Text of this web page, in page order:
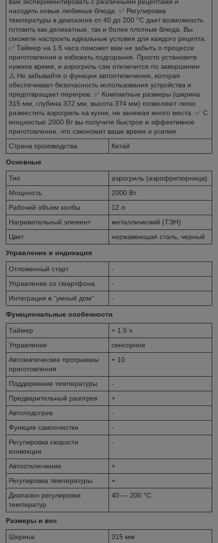
находить новые любимые блюда. ✅ Регулировка
температуры в диапазоне от 40 до 200 °C дает возможность
готовить как деликатные, так и более плотные блюда. Вы
сможете настроить идеальные условия для каждого рецепта.
✅ Таймер на 1.5 часа поможет вам не забыть о процессе
приготовления и избежать подгорания. Просто установите
нужное время, и аэрогриль сам отключится по завершении.
⚠️ Не забывайте о функции автоотключения, которая
обеспечивает безопасность использования устройства и
предотвращает перегрев. ✅ Компактные размеры (ширина
315 мм, глубина 372 мм, высота 374 мм) позволяют легко
разместить аэрогриль на кухне, не занимая много места. ✅ С
мощностью 2000 Вт вы получите быстрое и эффективное
приготовление, что сэкономит ваше время и усилия.
Страна производства
Китай
Основные
Тип
аэрогриль (аэрофритюрница)
Мощность
2000 Вт
Рабочий объем колбы
12 л
Нагревательный элемент
металлический (ТЭН)
Цвет
нержавеющая сталь, черный
Управление и индикация
Отложенный старт
-
Управление со смартфона
-
Интеграция в "умный дом"
-
Функциональные особенности
Таймер
+ 1.5 ч
Управление
сенсорное
Автоматические программы
приготовления
+ 10
Поддержание температуры
-
Предварительный разогрев
+
Автоподогрев
-
Функция самоочистки
-
Регулировка скорости
конвекции
-
Автоотключение
+
Регулировка температуры
+
Диапазон регулировки
температур
40 — 200 °C
Размеры и вес
Ширина 315 мм